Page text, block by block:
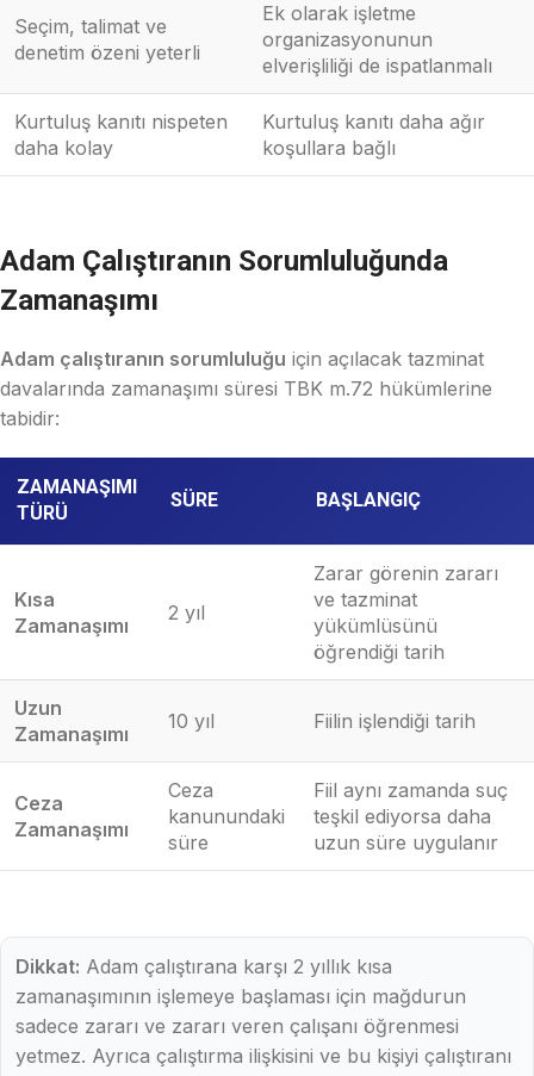
Seçim, talimat ve
denetim özeni yeterli
Ek olarak işletme
organizasyonunun
elverişliliği de ispatlanmalı
Kurtuluş kanıtı nispeten
daha kolay
Kurtuluş kanıtı daha ağır
koşullara bağlı
Adam Çalıştıranın Sorumluluğunda
Zamanaşımı
Adam çalıştıranın sorumluluğu için açılacak tazminat
davalarında zamanaşımı süresi TBK m.72 hükümlerine
tabidir:
ZAMANAŞIMI
TÜRÜ
SÜRE BAŞLANGIÇ
Kısa
Zamanaşımı
2 yıl
Zarar görenin zararı
ve tazminat
yükümlüsünü
öğrendiği tarih
Uzun
Zamanaşımı
10 yıl Fiilin işlendiği tarih
Ceza
Zamanaşımı
Ceza
kanunundaki
süre
Fiil aynı zamanda suç
teşkil ediyorsa daha
uzun süre uygulanır
Dikkat: Adam çalıştırana karşı 2 yıllık kısa
zamanaşımının işlemeye başlaması için mağdurun
sadece zararı ve zararı veren çalışanı öğrenmesi
yetmez. Ayrıca çalıştırma ilişkisini ve bu kişiyi çalıştıranı